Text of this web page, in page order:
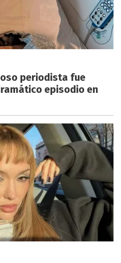
periodista fue
episodio en